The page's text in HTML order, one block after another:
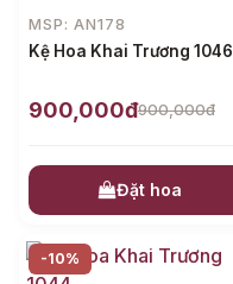
MSP: AN178
Kệ Hoa Khai Trương 1046
900,000đ900,000đ
Đặt hoa
-10%